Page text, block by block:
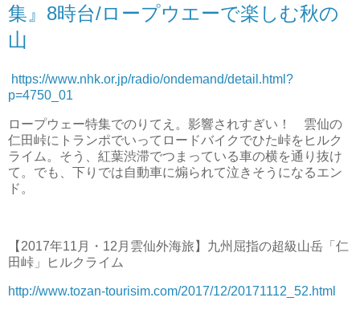
集』8時台/ロープウエーで楽しむ秋の
山
https://www.nhk.or.jp/radio/ondemand/detail.html?
p=4750_01
ロープウェー特集でのりてえ。影響されすぎい！ 雲仙の
仁田峠にトランポでいってロードバイクでひた峠をヒルク
ライム。そう、紅葉渋滞でつまっている車の横を通り抜け
て。でも、下りでは自動車に煽られて泣きそうになるエン
ド。
【2017年11月・12月雲仙外海旅】九州屈指の超級山岳「仁
田峠」ヒルクライム
http://www.tozan-tourisim.com/2017/12/20171112_52.html